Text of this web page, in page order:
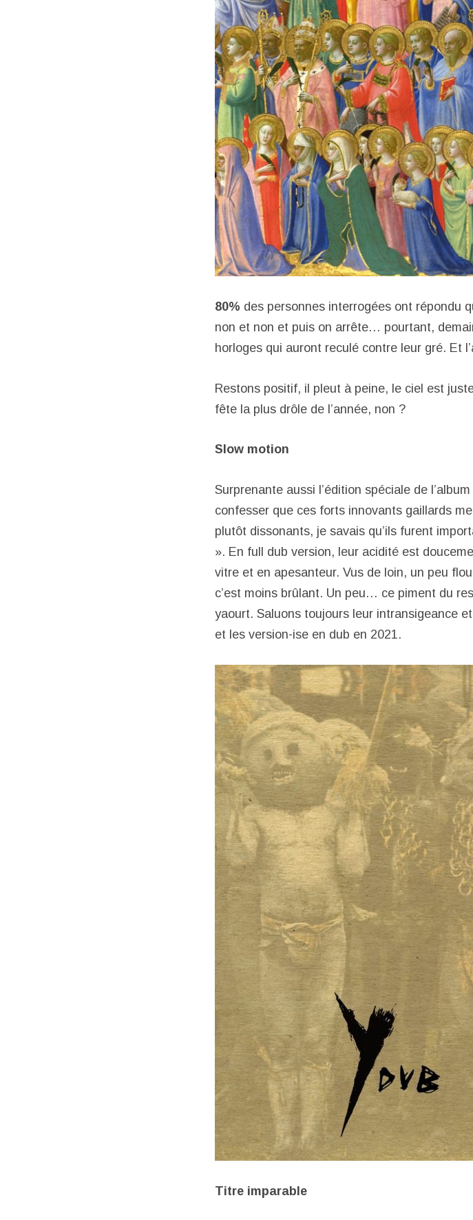
80% des personnes interrogées ont répondu
non et non et puis on arrête… pourtant,
horloges qui auront reculé contre leur gré. Et
Restons positif, il pleut à peine, le ciel est
fête la plus drôle de l’année, non ?
Slow motion
Surprenante aussi l’édition spéciale de l’album
confesser que ces forts innovants gaillards
plutôt dissonants, je savais qu’ils furent
». En full dub version, leur acidité est
vitre et en apesanteur. Vus de loin, un peu
c’est moins brûlant. Un peu… ce piment du
yaourt. Saluons toujours leur intransigeance
et les version-ise en dub en 2021.
Titre imparable